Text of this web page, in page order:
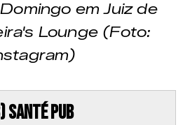
em Juiz de
Lounge (Foto:
Santé Pub